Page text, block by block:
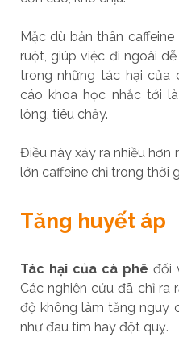
Mặc dù bản thân
ruột, giúp việc đi ngoài
trong những tác hại của
cáo khoa học nhắc tới
lỏng, tiêu chảy.
Điều này xảy ra nhiều
lớn caffeine chỉ trong thời
Tăng huyết áp
Tác hại của cà phê đối
Các nghiên cứu đã chỉ ra
độ không làm tăng nguy
như đau tim hay đột quỵ.